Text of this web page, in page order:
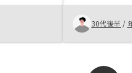
30代後半 /